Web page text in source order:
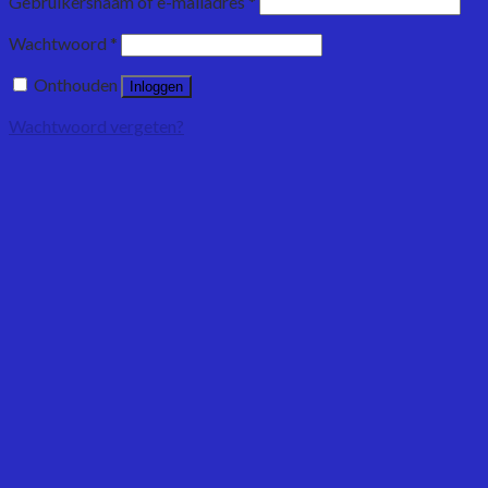
Wachtwoord *
Onthouden
Inloggen
Wachtwoord vergeten?